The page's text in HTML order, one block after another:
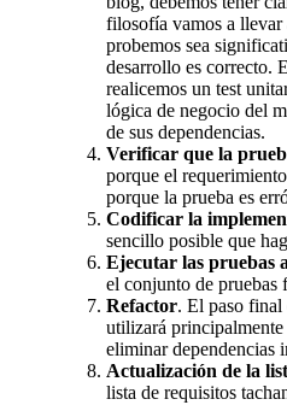
filosofía vamos a llevar
probemos sea
desarrollo es correcto.
realicemos un test
lógica de negocio del
de sus dependencias.
Verificar que la
porque el
porque la prueba es
Codificar la
sencillo posible que
Ejecutar las pruebas
el conjunto de pruebas
Refactor. El paso final
utilizará
eliminar dependencias
Actualización de la
lista de requisitos